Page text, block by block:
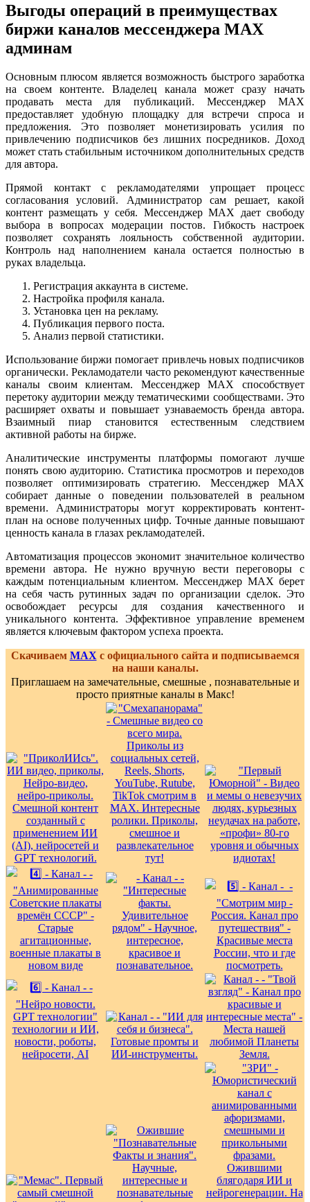
Выгоды операций в преимуществах
биржи каналов мессенджера MAX
админам
Основным плюсом является возможность быстрого заработка
на своем контенте. Владелец канала может сразу начать
продавать места для публикаций. Мессенджер MAX
предоставляет удобную площадку для встречи спроса и
предложения. Это позволяет монетизировать усилия по
привлечению подписчиков без лишних посредников. Доход
может стать стабильным источником дополнительных средств
для автора.
Прямой контакт с рекламодателями упрощает процесс
согласования условий. Администратор сам решает, какой
контент размещать у себя. Мессенджер MAX дает свободу
выбора в вопросах модерации постов. Гибкость настроек
позволяет сохранять лояльность собственной аудитории.
Контроль над наполнением канала остается полностью в
руках владельца.
Регистрация аккаунта в системе.
Настройка профиля канала.
Установка цен на рекламу.
Публикация первого поста.
Анализ первой статистики.
Использование биржи помогает привлечь новых подписчиков
органически. Рекламодатели часто рекомендуют качественные
каналы своим клиентам. Мессенджер MAX способствует
перетоку аудитории между тематическими сообществами. Это
расширяет охваты и повышает узнаваемость бренда автора.
Взаимный пиар становится естественным следствием
активной работы на бирже.
Аналитические инструменты платформы помогают лучше
понять свою аудиторию. Статистика просмотров и переходов
позволяет оптимизировать стратегию. Мессенджер MAX
собирает данные о поведении пользователей в реальном
времени. Администраторы могут корректировать контент-
план на основе полученных цифр. Точные данные повышают
ценность канала в глазах рекламодателей.
Автоматизация процессов экономит значительное количество
времени автора. Не нужно вручную вести переговоры с
каждым потенциальным клиентом. Мессенджер MAX берет
на себя часть рутинных задач по организации сделок. Это
освобождает ресурсы для создания качественного и
уникального контента. Эффективное управление временем
является ключевым фактором успеха проекта.
Скачиваем MAXс официального сайта и подписываемся
на наши каналы.
Приглашаем на замечательные, смешные , познавательные и
просто приятные каналы в Макс!